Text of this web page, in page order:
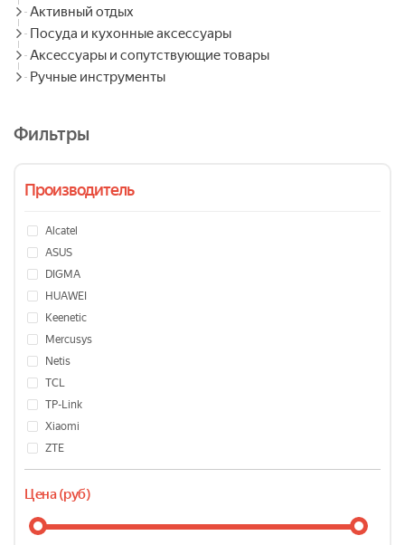
Активный отдых
Посуда и кухонные аксессуары
Аксессуары и сопутствующие товары
Ручные инструменты
Фильтры
Производитель
Alcatel
ASUS
DIGMA
HUAWEI
Keenetic
Mercusys
Netis
TCL
TP-Link
Xiaomi
ZTE
Цена (руб)